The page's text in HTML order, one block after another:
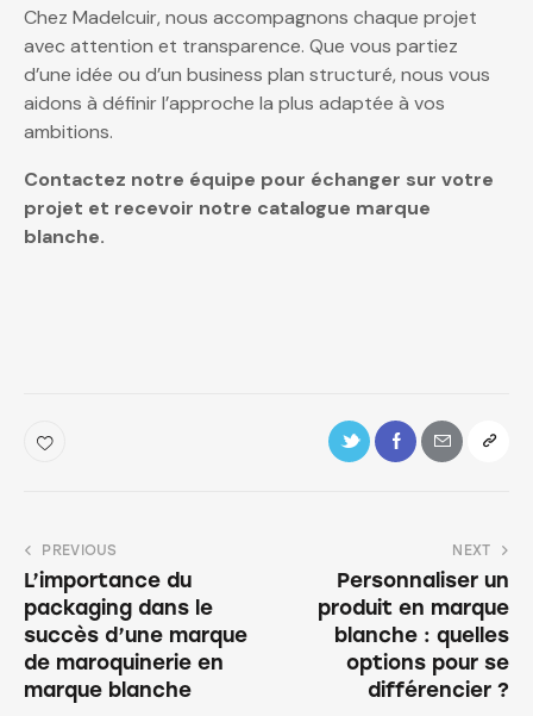
Chez Madelcuir, nous accompagnons chaque projet
avec attention et transparence. Que vous partiez
d’une idée ou d’un business plan structuré, nous vous
aidons à définir l’approche la plus adaptée à vos
ambitions.
Contactez notre équipe pour échanger sur votre
projet et recevoir notre catalogue marque
blanche.
PREVIOUS
L’importance du
packaging dans le
succès d’une marque
de maroquinerie en
marque blanche
NEXT
Personnaliser un
produit en marque
blanche : quelles
options pour se
différencier ?